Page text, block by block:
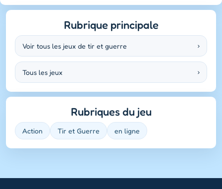
Rubrique principale
Voir tous les jeux de tir et guerre ›
Tous les jeux ›
Rubriques du jeu
Action Tir et Guerre en ligne